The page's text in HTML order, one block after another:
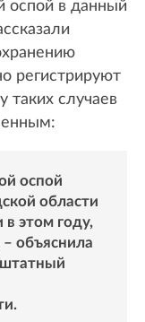
оспой в данный
регистрируют
таких случаев
оспой
области
этом году,
объяснила